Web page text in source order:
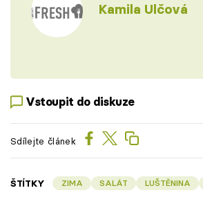
Kamila Ulčová
Vstoupit do diskuze
Sdílejte článek
ŠTÍTKY ZIMA SALÁT LUŠTĚNINA